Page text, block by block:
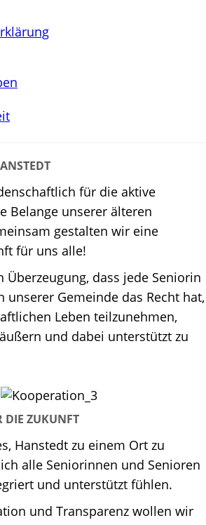
für die aktive
Belange unserer älteren
gestalten wir eine
für uns alle!
Überzeugung, dass jede Seniorin
unserer Gemeinde das Recht hat,
Leben teilzunehmen,
und dabei unterstützt zu
DIE ZUKUNFT
Hanstedt zu einem Ort zu
alle Seniorinnen und Senioren
und unterstützt fühlen.
und Transparenz wollen wir